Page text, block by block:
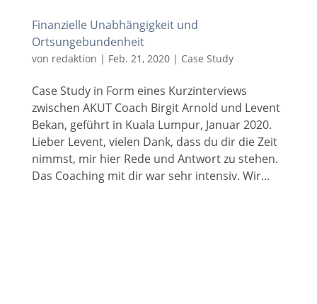
Finanzielle Unabhängigkeit und
Ortsungebundenheit
von redaktion | Feb. 21, 2020| Case Study
Case Study in Form eines Kurzinterviews
zwischen AKUT Coach Birgit Arnold und Levent
Bekan, geführt in Kuala Lumpur, Januar 2020.
Lieber Levent, vielen Dank, dass du dir die Zeit
nimmst, mir hier Rede und Antwort zu stehen.
Das Coaching mit dir war sehr intensiv. Wir...